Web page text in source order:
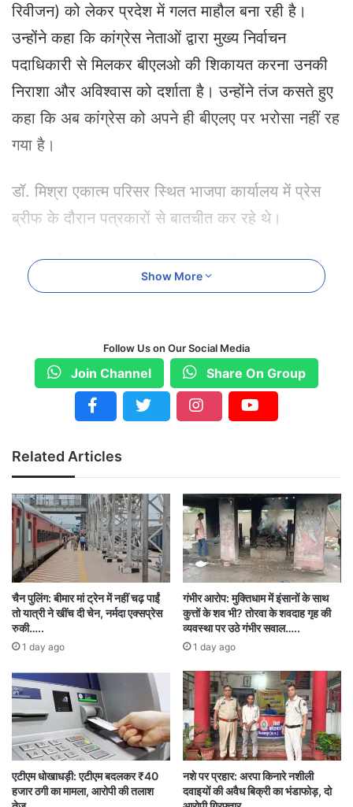
रिवीजन) को लेकर प्रदेश में गलत माहौल बना रही है।
उन्होंने कहा कि कांग्रेस नेताओं द्वारा मुख्य निर्वाचन
पदाधिकारी से मिलकर बीएलओ की शिकायत करना उनकी
निराशा और अविश्वास को दर्शाता है। उन्होंने तंज कसते हुए
कहा कि अब कांग्रेस को अपने ही बीएलए पर भरोसा नहीं रह
गया है।
डॉ. मिश्रा एकात्म परिसर स्थित भाजपा कार्यालय में प्रेस
ब्रीफ के दौरान पत्रकारों से बातचीत कर रहे थे।
“एसआईआर चुनाव आयोग करा रहा है, भाजपा नहीं”
डॉ. मिश्रा ने बीएलओ के साथ हुई मारपीट पर चिंता जताई
आयोग अलग-अलग हैं।
उन्होंने साफ कहा “कांग्रेस का यह आरोप कि भाजपा
एसआईआर करा रही है, पूरी तरह गलत है। एसआईआर तो
चुनाव आयोग की प्रक्रिया है, जिसमें भाजपा और कांग्रेस
दोनों एक समान स्थिति में हैं।”
उन्होंने बताया कि अगर किसी केंद्र पर गड़बड़ी दिखती है तो
भाजपा भी आयोग से इसकी शिकायत करती है।
उन्होंने कहा कि कांग्रेस ने अभी हाल ही में एसआईआर की
समय सीमा बढ़ाने की मांग की है, जबकि भाजपा पहले ही
इसको लेकर आग्रह कर चुकी थी।
“मतदाता सूची में गड़बड़ियों से कांग्रेस डर रही है”
भाजपा प्रवक्ता ने कहा कि कांग्रेस इसलिए भ्रम फैला रही
है क्योंकि मतदाता सूचियों में जो गड़बड़ियाँ सामने आ रही हैं,
वे उनके संरक्षण में हुई हैं।
Show More
Follow Us on Our Social Media
Join Channel Share On Group
Related Articles
चैन पुलिंग: बीमार मां ट्रेन में नहीं चढ़ पाईं
तो यात्री ने खींच दी चेन, नर्मदा एक्सप्रेस
रुकी…..
1 day ago
गंभीर आरोप: मुक्तिधाम में इंसानों के साथ
कुत्तों के शव भी? तोरवा के शवदाह गृह की
व्यवस्था पर उठे गंभीर सवाल…..
1 day ago
एटीएम धोखाधड़ी: एटीएम बदलकर ₹40
हजार ठगी का मामला, आरोपी की तलाश
नशे पर प्रहार: अरपा किनारे नशीली
दवाइयों की अवैध बिक्री का भंडाफोड़, दो